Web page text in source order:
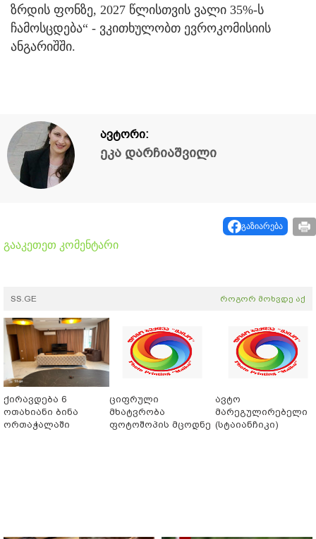
ზრდის ფონზე, 2027 წლისთვის ვალი 35%-ს
ჩამოსცდება“ - ვკითხულობთ ევროკომისიის
ანგარიშში.
ავტორი:
ეკა დარჩიაშვილი
გაზიარება
გააკეთეთ კომენტარი
SS.GE როგორ მოხვდე აქ
ქირავდება 6
ოთახიანი ბინა
ორთაჭალაში
ციფრული
მხატვრობა
ფოტოშოპის მცოდნე
ავტო
მარეგულირებელი
(სტაიანჩიკი)